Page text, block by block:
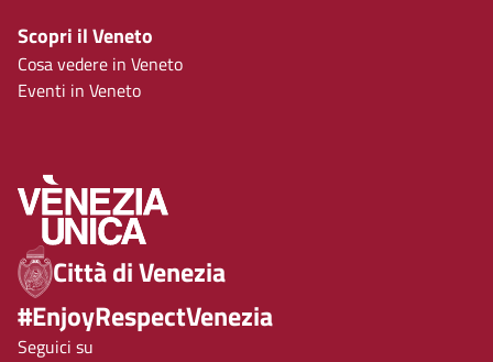
Scopri il Veneto
Cosa vedere in Veneto
Eventi in Veneto
Città di Venezia
#EnjoyRespectVenezia
Seguici su